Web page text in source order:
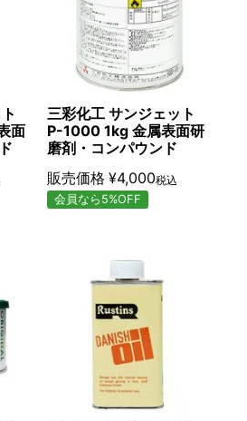
面
三彩化工 サンジェット
P-1000 1kg 金属表面研
磨剤・コンパウンド
販売価格 ¥4,000税込
会員なら5%OFF